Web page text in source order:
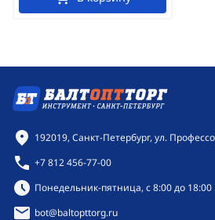
Контактная информация
192019, Санкт-Петербург, ул.
+7 812 456-77-00
Режим работы:
Понедельник-пятница, с 8:00 до 18:00
bot@baltopttorg.ru